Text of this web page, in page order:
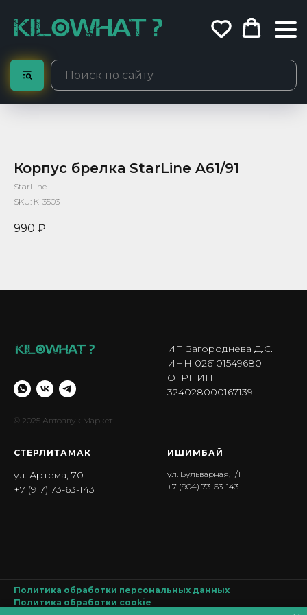
Корпус брелка StarLine A61/91
StarLine
SKU: К-3503
990 ₽
© 2025 Автозвук Маркет
ИП Загороднева Д.С.
ИНН 026101549680
ОГРНИП
324028000167139
СТЕРЛИТАМАК
ул. Артема, 70
+7 (917) 73-63-143
ИШИМБА Й
ул. Бульварная, 1/1
+7 (904) 73-63-143
Политика обработки персональных данных
Политика обработки cookie